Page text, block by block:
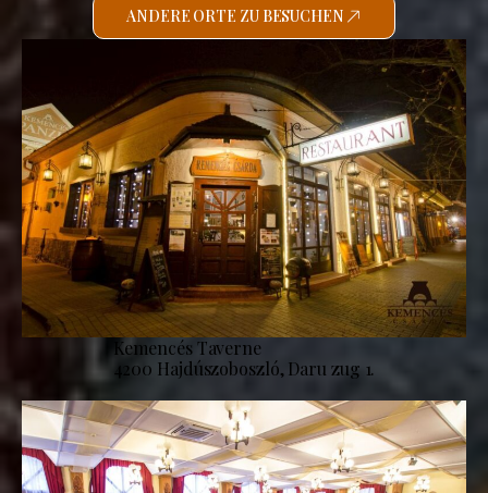
ANDERE ORTE ZU BESUCHEN
Kemencés Taverne
4200 Hajdúszoboszló, Daru zug 1.